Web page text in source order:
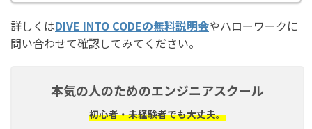
詳しくはDIVE INTO CODEの無料説明会やハローワークに
問い合わせて確認してみてください。
本気の人のためのエンジニアスクール
初心者・未経験者でも大丈夫。